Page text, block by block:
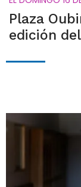
Plaza
edición